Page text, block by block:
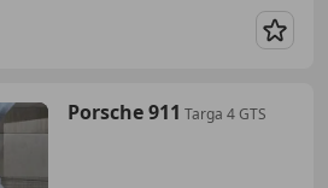
Porsche 911 Targa 4 GTS